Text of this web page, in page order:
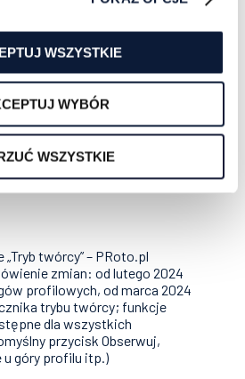
WSZYSTKIE
WYBÓR
WSZYSTKIE
zdobywanie odbiorców i
Trzeba jednak pamiętać, że
relacje. Jeśli brak Ci czasu
rozważ wsparcie
Sales Robots) – pozwoli
przy zachowaniu zasad
twórcy” – PRoto.pl
zmian: od lutego 2024
profilowych, od marca 2024
trybu twórcy; funkcje
dla wszystkich
przycisk Obserwuj,
góry profilu itp.)